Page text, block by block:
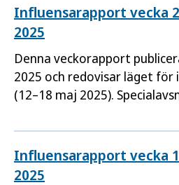
Influensarapport vecka
2025
Denna veckorapport
2025 och redovisar läget för
(12–18 maj 2025).
Sentinelövervakningen.
Influensarapport vecka
2025